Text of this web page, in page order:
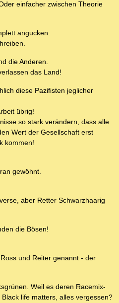
einfacher zwischen Theorie
angucken.
die Anderen.
das Land!
diese Pazifisten jeglicher
übrig!
so stark verändern, dass alle
Wert der Gesellschaft erst
kommen!
gewöhnt.
aber Retter Schwarzhaarig
die Bösen!
und Reiter genannt - der
Weil es deren Racemix-
life matters, alles vergessen?